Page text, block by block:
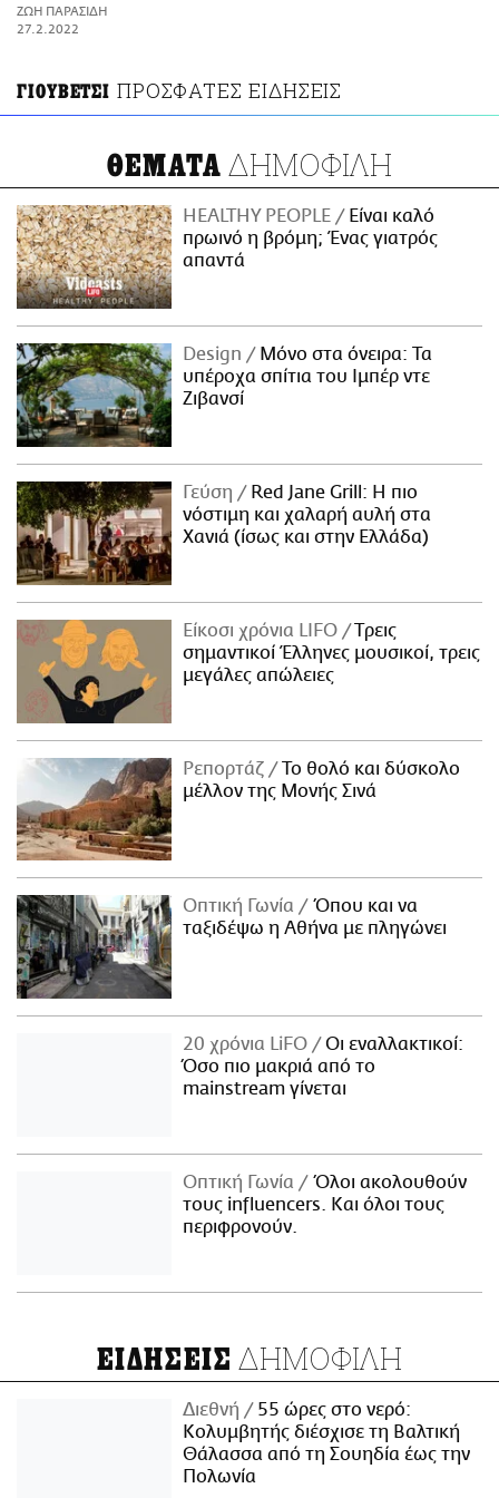
PRINT
ΖΩΗ ΠΑΡΑΣΙΔΗ
27.2.2022
ΓΙΟΥΒΕΤΣΙ ΠΡΟΣΦΑΤΕΣ ΕΙΔΗΣΕΙΣ
ΘΕΜΑΤΑ ΔΗΜΟΦΙΛΗ
HEALTHY PEOPLE
Είναι καλό
πρωινό η βρόμη; Ένας γιατρός
απαντά
Design
Μόνο στα όνειρα: Τα
υπέροχα σπίτια του Ιμπέρ ντε
Ζιβανσί
Γεύση
Red Jane Grill: Η πιο
νόστιμη και χαλαρή αυλή στα
Χανιά (ίσως και στην Ελλάδα)
Είκοσι χρόνια LIFO
Tρεις
σημαντικοί Έλληνες μουσικοί, τρεις
μεγάλες απώλειες
Ρεπορτάζ
Το θολό και δύσκολο
μέλλον της Μονής Σινά
Οπτική Γωνία
Όπου και να
ταξιδέψω η Αθήνα με πληγώνει
20 χρόνια LiFO
Οι εναλλακτικοί:
Όσο πιο μακριά από το
mainstream γίνεται
Οπτική Γωνία
Όλοι ακολουθούν
τους influencers. Και όλοι τους
περιφρονούν.
ΕΙΔΗΣΕΙΣ ΔΗΜΟΦΙΛΗ
Διεθνή
55 ώρες στο νερό:
Κολυμβητής διέσχισε τη Βαλτική
Θάλασσα από τη Σουηδία έως την
Πολωνία